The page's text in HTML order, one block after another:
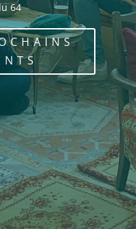
64